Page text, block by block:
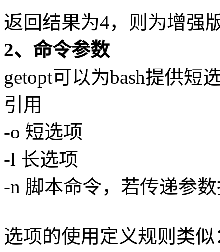
返回结果为4，则为增强
2、命令参数
getopt可以为bash提供短
引用
-o 短选项
-l 长选项
-n 脚本命令，若传递参
选项的使用定义规则类似